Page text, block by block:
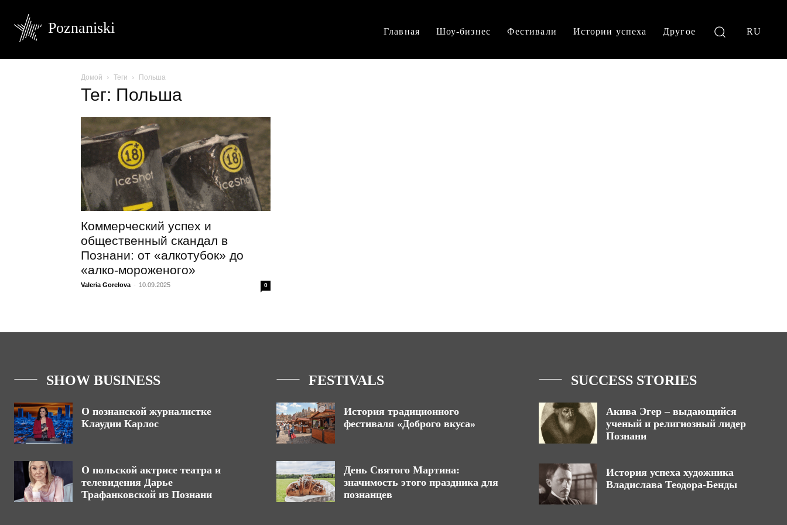
Poznaniski Главная Шоу-бизнес Фестивали Истории успеха Другое RU
Домой Теги Польша
Тег: Польша
Коммерческий успех и
общественный скандал в
Познани: от «алкотубок» до
«алко-мороженого»
Valeria Gorelova - 10.09.2025 0
SHOW BUSINESS
О познанской журналистке
Клаудии Карлос
О польской актрисе театра и
телевидения Дарье
Трафанковской из Познани
FESTIVALS
История традиционного
фестиваля «Доброго вкуса»
День Святого Мартина:
значимость этого праздника для
познанцев
SUCCESS STORIES
Акива Эгер – выдающийся
ученый и религиозный лидер
Познани
История успеха художника
Владислава Теодора-Бенды